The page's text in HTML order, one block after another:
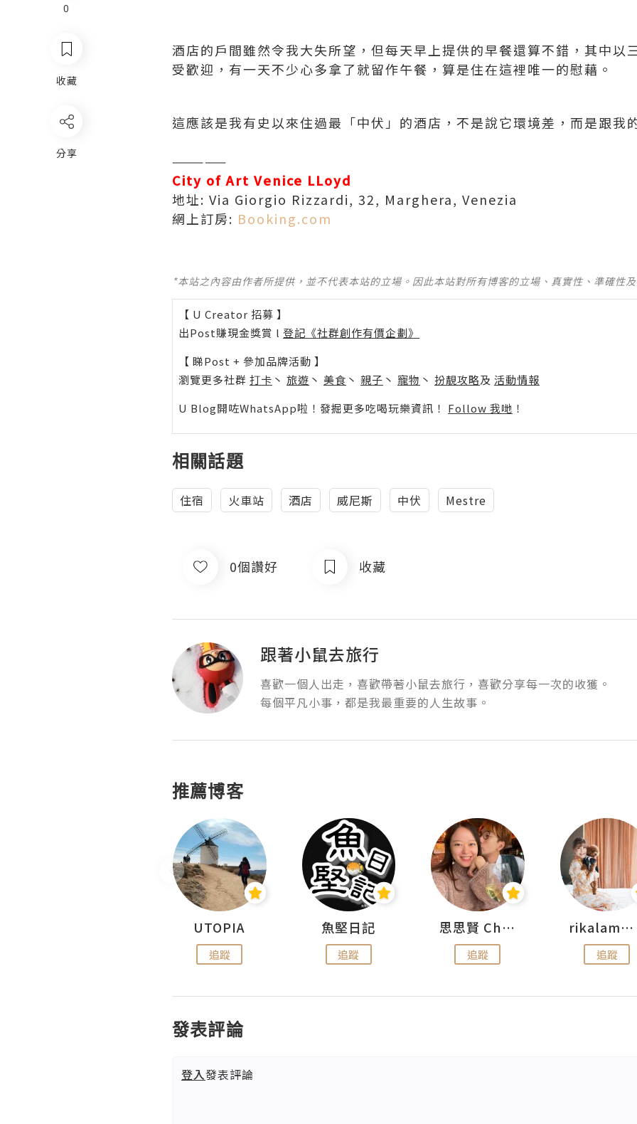
0
收藏
分享
酒店的戶間雖然令我大失所望，但每天早上提供的早餐還算不錯，其中以
受歡迎，有一天不少心多拿了就留作午餐，算是住在這裡唯一的慰藉。
這應該是我有史以來住過最「中伏」的酒店，不是說它環境差，而是跟我
—————
City of Art Venice LLoyd
地址: Via Giorgio Rizzardi, 32, Marghera, Venezia
網上訂房: Booking.com
*本站之內容由作者所提供，並不代表本站的立場。因此本站對所有博客的立場、真實性、準確性
【 U Creator 招募 】
出Post賺現金獎賞 l 登記《社群創作有價企劃》
【 睇Post + 參加品牌活動 】
瀏覽更多社群 打卡 丶 旅遊 丶 美食 丶 親子 丶 寵物 丶 扮靚攻略及 活動情報
U Blog開咗WhatsApp啦！發掘更多吃喝玩樂資訊！ Follow 我哋 ！
相關話題
住宿 火車站 酒店 威尼斯 中伏 Mestre
0個讚好 收藏
跟著小鼠去旅行
喜歡一個人出走，喜歡帶著小鼠去旅行，喜歡分享每一次的收獲。
每個平凡小事，都是我最重要的人生故事。
推薦博客
UTOPIA
追蹤
魚堅日記
追蹤
思思賢 ChillMyBabe
追蹤
rikalammm
追蹤
發表評論
登入發表評論